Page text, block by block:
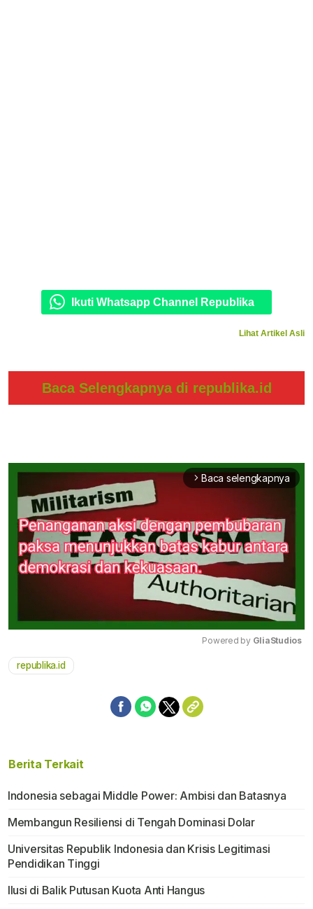
Ikuti Whatsapp Channel Republika
Lihat Artikel Asli
Baca Selengkapnya di republika.id
arrow_forward_ios Baca selengkapnya
Powered by GliaStudios
republika.id
Berita Terkait
Indonesia sebagai Middle Power: Ambisi dan Batasnya
Membangun Resiliensi di Tengah Dominasi Dolar
Universitas Republik Indonesia dan Krisis Legitimasi
Pendidikan Tinggi
Ilusi di Balik Putusan Kuota Anti Hangus